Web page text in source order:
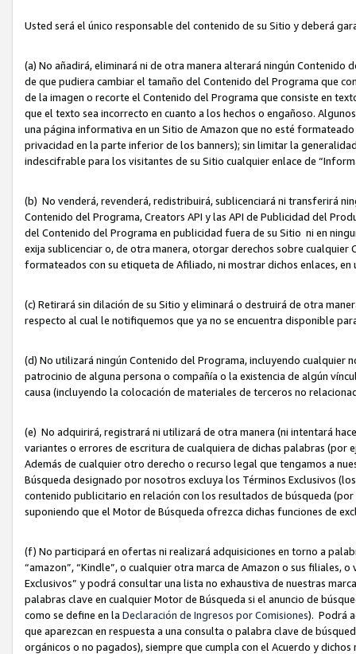
Usted será el único responsable del contenido de su Sitio y deberá
(a) No añadirá, eliminará ni de otra manera alterará ningún
de que pudiera cambiar el tamaño del Contenido del Programa que
de la imagen o recorte el Contenido del Programa que consiste en
que el texto sea incorrecto en cuanto a los hechos o engañoso.
una página informativa en un Sitio de Amazon que no esté
privacidad en la parte inferior de los banners); sin limitar la
indescifrable para los visitantes de su Sitio cualquier enlace de
(b) No venderá, revenderá, redistribuirá, sublicenciará ni transferirá
Contenido del Programa, Creators API y las API de Publicidad del
del Contenido del Programa en publicidad fuera de su Sitio ni en
exija sublicenciar o, de otra manera, otorgar derechos sobre
formateados con su etiqueta de Afiliado, ni mostrar dichos enlaces,
(c) Retirará sin dilación de su Sitio y eliminará o destruirá de otra
respecto al cual le notifiquemos que ya no se encuentra disponible
(d) No utilizará ningún Contenido del Programa, incluyendo cualquier
patrocinio de alguna persona o compañía o la existencia de algún
causa (incluyendo la colocación de materiales de terceros no
(e) No adquirirá, registrará ni utilizará de otra manera (ni intentará
variantes o errores de escritura de cualquiera de dichas palabras (por
Además de cualquier otro derecho o recurso legal que tengamos a
Búsqueda designado por nosotros excluya los Términos Exclusivos
contenido publicitario en relación con los resultados de búsqueda
suponiendo que el Motor de Búsqueda ofrezca dichas funciones de
(f) No participará en ofertas ni realizará adquisiciones en torno a
“amazon”, “Kindle”, o cualquier otra marca de Amazon o sus filiales,
Exclusivos” y podrá consultar una lista no exhaustiva de nuestras
palabras clave en cualquier Motor de Búsqueda si el anuncio de
como se define en la Declaración de Ingresos por Comisiones). Podrá
que aparezcan en respuesta a una consulta o palabra clave de
orgánicos o no pagados), siempre que cumpla con el Acuerdo y